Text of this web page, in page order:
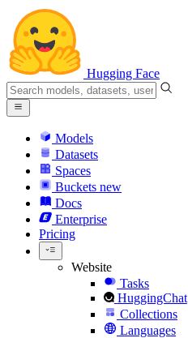
Hugging Face
Models
Datasets
Spaces
Buckets new
Docs
Enterprise
Pricing
Website
Tasks
HuggingChat
Collections
Languages